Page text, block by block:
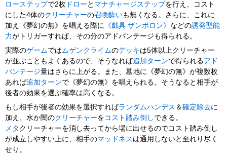
ローステップで2枚 ドロー と マナチャージステップを行え、コスト
にした4体のクリーチャーの召喚酔いも無くなる。さらに、これに
加え《夢幻の無》を唱える際に 《戯具 ザンボロン》 などの誘発型能
力がトリガーすれば、その分のアドバンテージも得られる。
実際のゲームではムゲンクライムのデッキは5体以上クリーチャー
が並ぶこともよくあるので、そうなれば追加ターンで得られるアド
バンテージ量はさらに上がる。また、墓地に《夢幻の無》が複数枚
あれば追加ターンで《夢幻の無》を唱えられる。そうなると相手が
後者の効果を選ぶ確率は高くなる。
もし相手が後者の効果を選択すればランダムハンデス ＆確定除去に
加え、水か闇のクリーチャーを コスト踏み倒し できる。
メタ クリーチャーを消し去ってから場に出せるのでコスト踏み倒し
が成立しやすい上に、相手のマッドネス は通用しないと至れり尽く
せり。